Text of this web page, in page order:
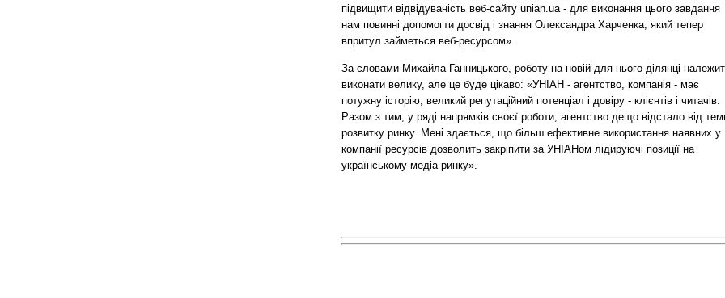
підвищити відвідуваність веб-сайту unian.ua - для виконання цього завдання
нам повинні допомогти досвід і знання Олександра Харченка, який тепер
впритул займеться веб-ресурсом».
За словами Михайла Ганницького, роботу на новій для нього ділянці
виконати велику, але це буде цікаво: «УНІАН - агентство, компанія - має
потужну історію, великий репутаційний потенціал і довіру - клієнтів і читачів.
Разом з тим, у ряді напрямків своєї роботи, агентство дещо відстало від
розвитку ринку. Мені здається, що більш ефективне використання наявних у
компанії ресурсів дозволить закріпити за УНІАНом лідируючі позиції на
українському медіа-ринку».